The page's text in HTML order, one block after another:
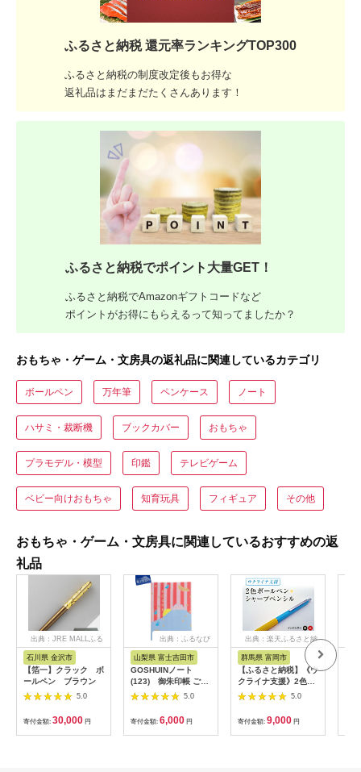
ふるさと納税 還元率ランキングTOP300
ふるさと納税の制度改定後もお得な
返礼品はまだまだたくさんあります！
ふるさと納税でポイント大量GET！
ふるさと納税でAmazonギフトコードなど
ポイントがお得にもらえるって知ってましたか？
おもちゃ・ゲーム・文房具の返礼品に関連しているカテゴリ
ボールペン 万年筆 ペンケース ノート
ハサミ・裁断機 ブックカバー おもちゃ
プラモデル・模型 印鑑 テレビゲーム
ベビー向けおもちゃ 知育玩具 フィギュア その他
おもちゃ・ゲーム・文房具に関連しているおすすめの返
礼品
出典：JRE MALLふる
さと納税
石川県 金沢市
【箔一】クラック ボ
ールペン ブラウン
5.0
寄付金額: 30,000 円
出典：ふるなび
山梨県 富士吉田市
GOSHUINノート
(123) 御朱印帳 ご朱
印 神社 お寺 雑貨 富
5.0
寄付金額: 6,000 円
出典：楽天ふるさと納
群馬県 富岡市
【ふるさと納税】《ウ
クライナ支援》2色ボ
ールペン (赤・黒) +シ
F20E-788
5.0
寄付金額: 9,000 円